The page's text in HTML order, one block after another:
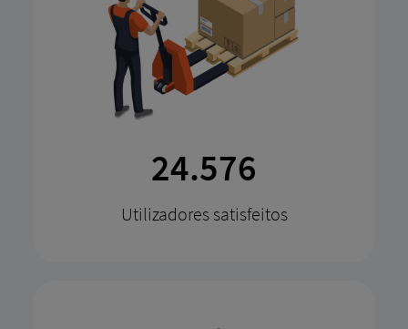
51.823
Utilizadores satisfeitos